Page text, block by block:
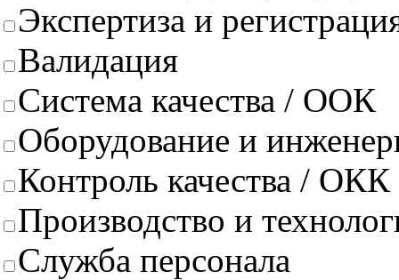
Экспертиза и
Валидация
Система качества / ООК
Оборудование и
Контроль качества / ОКК
Производство и
Служба персонала